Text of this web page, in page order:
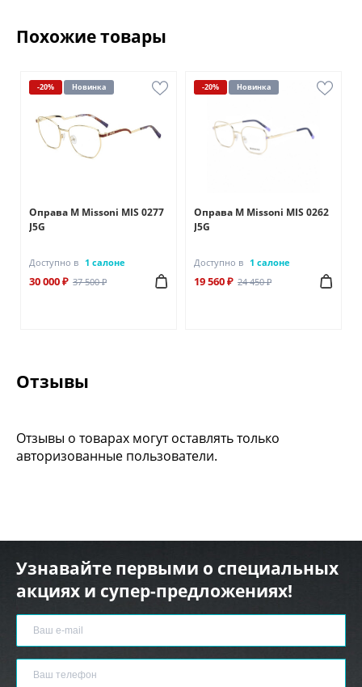
Похожие товары
-20% Новинка
Оправа M Missoni MIS 0277
J5G
Доступно в 1 салоне
30 000 ₽ 37 500 ₽
-20% Новинка
Оправа M Missoni MIS 0262
J5G
Доступно в 1 салоне
19 560 ₽ 24 450 ₽
Отзывы
Отзывы о товарах могут оставлять только
авторизованные пользователи.
Узнавайте первыми о специальных
акциях и супер-предложениях!